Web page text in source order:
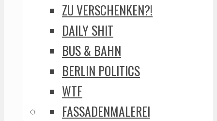
ZU VERSCHENKEN?!
DAILY SHIT
BUS & BAHN
BERLIN POLITICS
WTF
FASSADENMALEREI